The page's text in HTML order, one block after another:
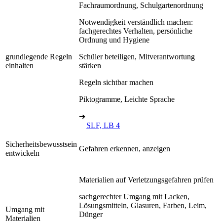
grundlegende Regeln
einhalten
Fachraumordnung, Schulgartenordnung
Notwendigkeit verständlich machen:
fachgerechtes Verhalten, persönliche
Ordnung und Hygiene
Schüler beteiligen, Mitverantwortung
stärken
Regeln sichtbar machen
Piktogramme, Leichte Sprache
➔
SLF, LB 4
Sicherheitsbewusstsein
entwickeln
Gefahren erkennen, anzeigen
Umgang mit
Materialien
Materialien auf Verletzungsgefahren prüfen
sachgerechter Umgang mit Lacken,
Lösungsmitteln, Glasuren, Farben, Leim,
Dünger